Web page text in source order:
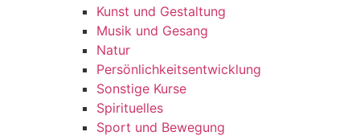
Kunst und Gestaltung
Musik und Gesang
Natur
Persönlichkeitsentwicklung
Sonstige Kurse
Spirituelles
Sport und Bewegung